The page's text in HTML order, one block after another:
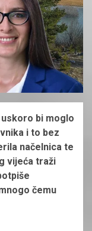
bi moglo
i to bez
načelnica te
vijeća traži
čemu